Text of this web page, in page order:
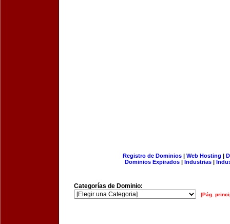
Registro de Dominios| Web Hosting |
Dominios Expirados | Industrias |
Categorías de Dominio:
[Pág.